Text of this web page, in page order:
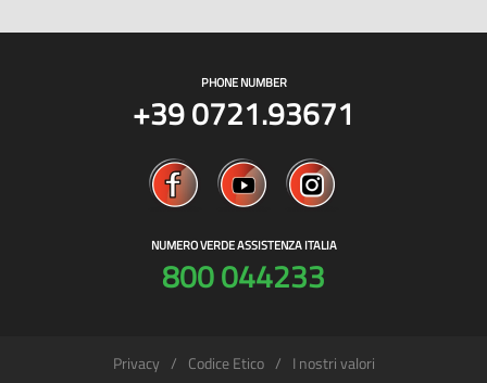
PHONE NUMBER
+39 0721.93671
NUMERO VERDE ASSISTENZA ITALIA
800 044233
Privacy Codice Etico I nostri valori